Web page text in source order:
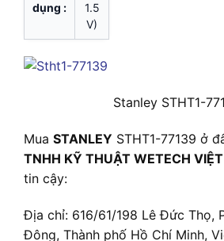
dụng :
1.5
V)
Stanley STHT1-
Mua STANLEY STHT1-77139 ở
TNHH KỸ THUẬT WETECH VIỆT
tin cậy:
Địa chỉ: 616/61/198 Lê Đức Thọ,
Đông, Thành phố Hồ Chí Minh,